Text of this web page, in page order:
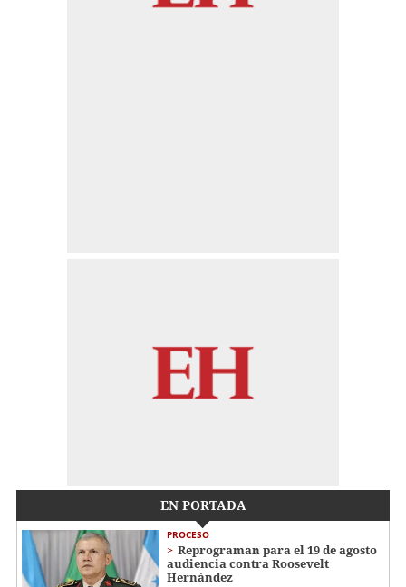
EN PORTADA
PROCESO
Reprograman para el 19 de agosto
audiencia contra Roosevelt
Hernández